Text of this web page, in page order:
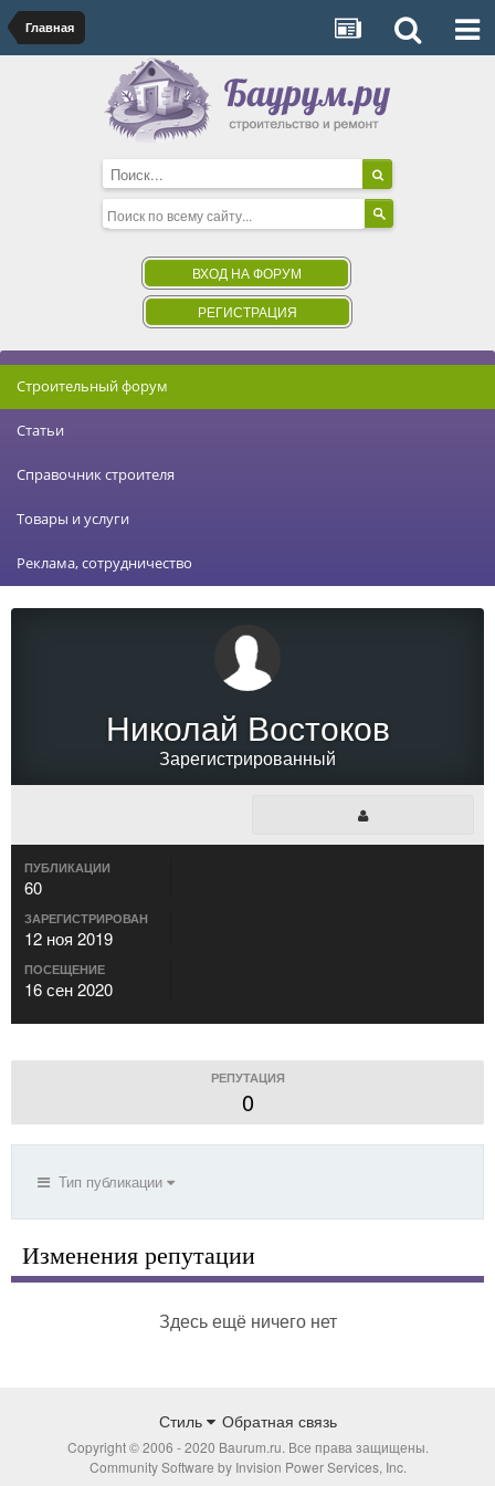
Главная
ВХОД НА ФОРУМ
РЕГИСТРАЦИЯ
Строительный форум
Статьи
Справочник строителя
Товары и услуги
Реклама, сотрудничество
Николай Востоков
Зарегистрированный
ПУБЛИКАЦИИ
60
ЗАРЕГИСТРИРОВАН
12 ноя 2019
ПОСЕЩЕНИЕ
16 сен 2020
РЕПУТАЦИЯ
0
Тип публикации
Изменения репутации
Здесь ещё ничего нет
Стиль Обратная связь
Copyright © 2006 - 2020 Baurum.ru. Все права защищены.
Community Software by Invision Power Services, Inc.